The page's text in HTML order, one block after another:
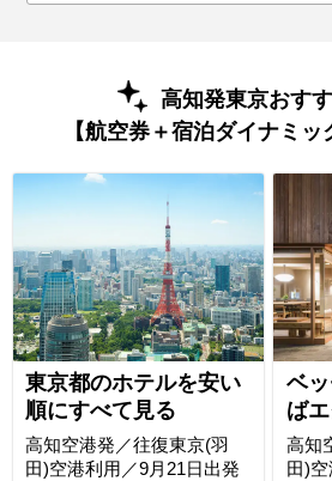
高知発東京おす
【航空券＋宿泊ダイナミッ
東京都のホテルを安い
順にすべて見る
高知空港発／往復東京(羽
田)空港利用／9月21日出発
ベ
ば
高知
田)